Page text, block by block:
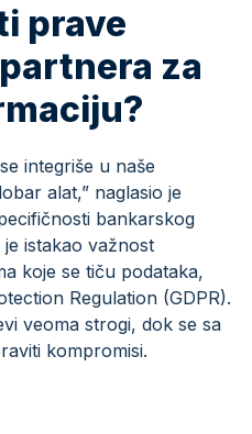
prave
za
integriše u naše
alat,” naglasio je
bankarskog
istakao važnost
koje se tiču podataka,
Regulation (GDPR).
veoma strogi, dok se sa
kompromisi.